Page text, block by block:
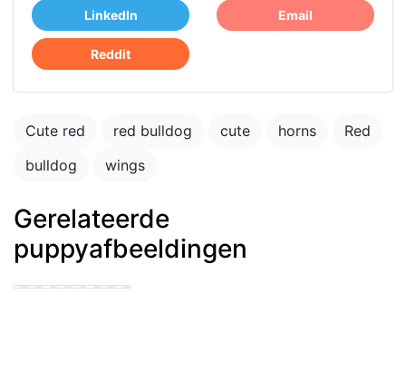
LinkedIn Email
Reddit
Cute red red bulldog cute horns
Red
bulldog
wings
Gerelateerde
puppyafbeeldingen
cute puppy getting